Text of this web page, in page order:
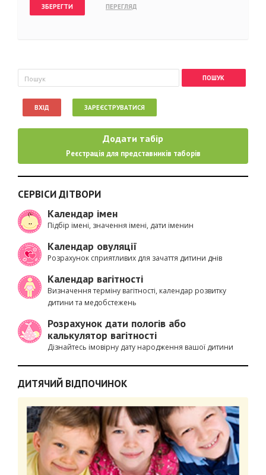
Пошукова форма
Пошук
ВХІД ЗАРЕЄСТРУВАТИСЯ
Додати табір
Реєстрація для представників таборів
СЕРВІСИ ДІТВОРИ
Календар імен
Підбір імені, значення імені, дати іменин
Календар овуляції
Розрахунок сприятливих для зачаття дитини днів
Календар вагітності
Визначення терміну вагітності, календар розвитку
дитини та медобстежень
Розрахунок дати пологів або
калькулятор вагітності
Дізнайтесь імовірну дату народження вашої дитини
ДИТЯЧИЙ ВІДПОЧИНОК